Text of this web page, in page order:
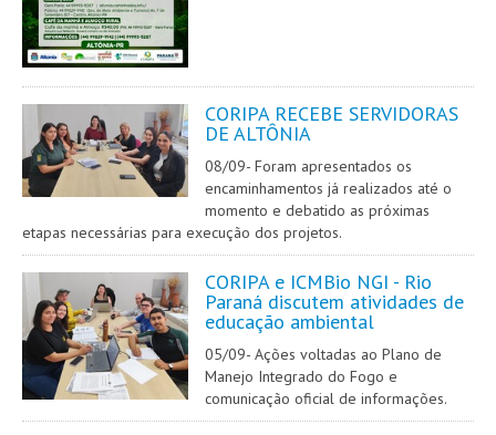
CORIPA RECEBE SERVIDORAS
DE ALTÔNIA
08/09- Foram apresentados os
encaminhamentos já realizados até o
momento e debatido as próximas
etapas necessárias para execução dos projetos.
CORIPA e ICMBio NGI - Rio
Paraná discutem atividades de
educação ambiental
05/09- Ações voltadas ao Plano de
Manejo Integrado do Fogo e
comunicação oficial de informações.